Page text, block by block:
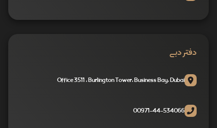
دفتر دبی
Office 3511 , Burlington Tower, Business Bay, Dubai
00971-44-534066